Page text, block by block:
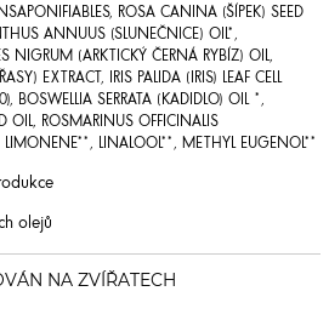
ROSA CANINA (ŠÍPEK) SEED
ANNUUS (SLUNEČNICE) OIL*,
NIGRUM (ARKTICKÝ ČERNÁ RYBÍZ) OIL,
EXTRACT, IRIS PALIDA (IRIS) LEAF CELL
BOSWELLIA SERRATA (KADIDLO) OIL *,
OIL, ROSMARINUS OFFICINALIS
LINALOOL**, METHYL EUGENOL**
olejů